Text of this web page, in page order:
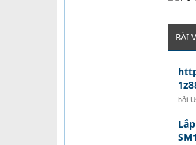
BÀI
bởi